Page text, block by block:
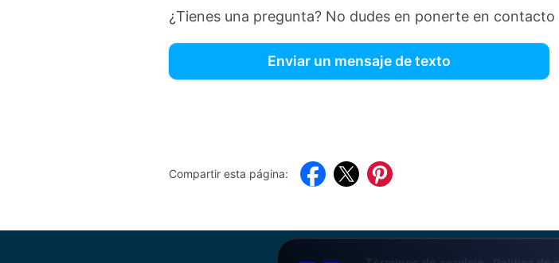
¿Tienes una pregunta? No dudes en ponerte en
Enviar un mensaje de texto
Compartir esta página: Facebook
TwitterPinterest